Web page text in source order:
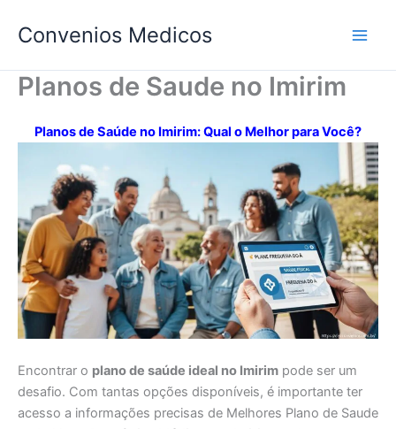
para
conteúdo
Convenios Medicos
Planos de Saude no Imirim
Planos de Saúde no Imirim: Qual o Melhor para Você?
Encontrar o plano de saúde ideal no Imirim pode ser um
desafio. Com tantas opções disponíveis, é importante ter
acesso a informações precisas de Melhores Plano de Saude